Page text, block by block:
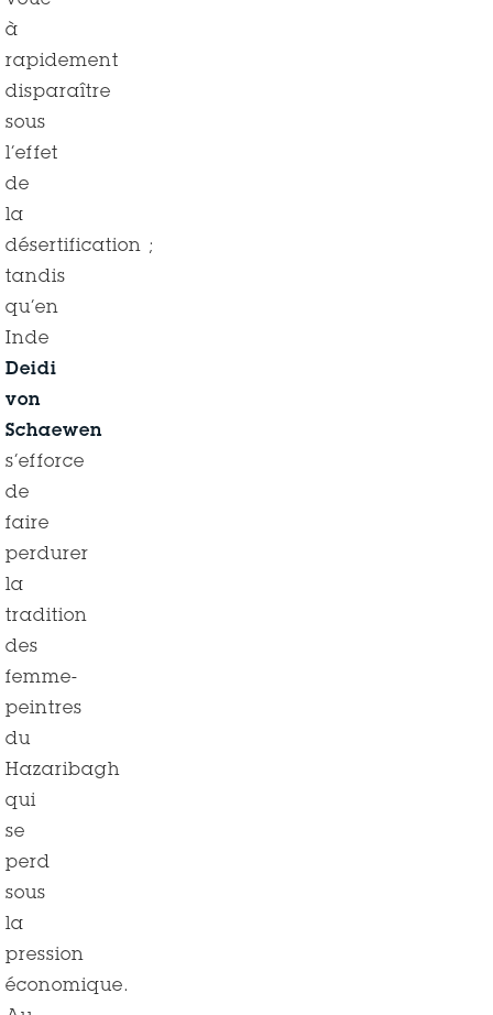
à
rapidement
disparaître
sous
l’effet
de
la
désertification ;
tandis
qu’en
Inde
Deidi
von
Schaewen
s’efforce
de
faire
perdurer
la
tradition
des
femme-
peintres
du
Hazaribagh
qui
se
perd
sous
la
pression
économique.